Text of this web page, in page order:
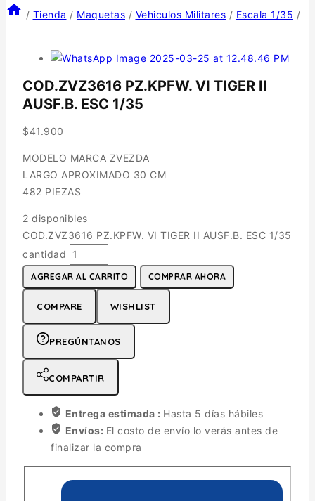
/ Tienda / Maquetas / Vehiculos Militares / Escala 1/35 /
COD.ZVZ3616 PZ.KPFW. VI TIGER II
AUSF.B. ESC 1/35
$41.900
MODELO MARCA ZVEZDA
LARGO APROXIMADO 30 CM
482 PIEZAS
2 disponibles
COD.ZVZ3616 PZ.KPFW. VI TIGER II AUSF.B. ESC 1/35
cantidad
AGREGAR AL CARRITO COMPRAR AHORA
COMPARE WISHLIST
PREGÚNTANOS
COMPARTIR
Entrega estimada : Hasta 5 días hábiles
Envíos: El costo de envío lo verás antes de
finalizar la compra